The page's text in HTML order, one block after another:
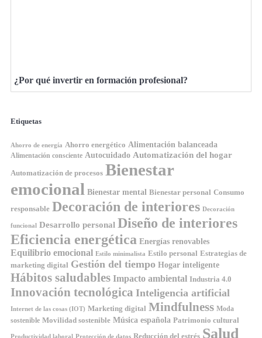
¿Por qué invertir en formación profesional?
Etiquetas
Ahorro de energía Ahorro energético Alimentación balanceada
Alimentación consciente Autocuidado Automatización del hogar
Automatización de procesos Bienestar
emocional Bienestar mental Bienestar personal Consumo
responsable Decoración de interiores Decoración
funcional Desarrollo personal Diseño de interiores
Eficiencia energética Energías renovables
Equilibrio emocional Estilo minimalista Estilo personal Estrategias de
marketing digital Gestión del tiempo Hogar inteligente
Hábitos saludables Impacto ambiental Industria 4.0
Innovación tecnológica Inteligencia artificial
Internet de las cosas (IOT) Marketing digital Mindfulness Moda
sostenible Movilidad sostenible Música española Patrimonio cultural
Productividad laboral Protección de datos Reducción del estrés Salud